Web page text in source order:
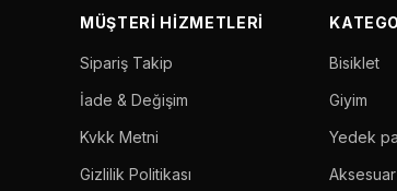
MÜŞTERI HIZMETLERI
Sipariş Takip
İade & Değişim
Kvkk Metni
Gizlilik Politikası
Bisiklet
Giyim
Yedek
Aksesuar